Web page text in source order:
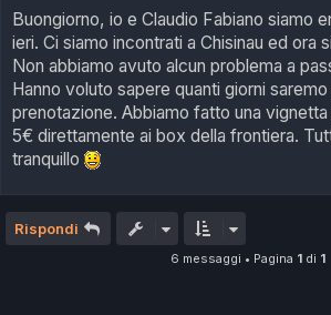
s
a
g
i
Buongiorno, io e Claudio Fabiano siamo
ieri. Ci siamo incontrati a Chisinau ed ora
Non abbiamo avuto alcun problema a
Hanno voluto sapere quanti giorni
prenotazione. Abbiamo fatto una
5€ direttamente ai box della frontiera.
tranquillo
Rispondi
6 messaggi • Pagina 1 di 1